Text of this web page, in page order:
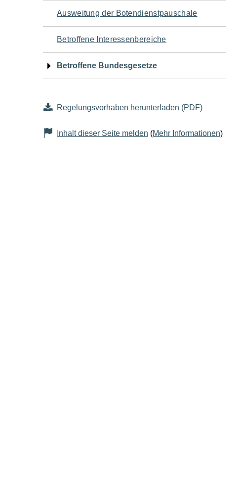
Navigation
für
den
Seiteninhalt
Ausweitung der Botendienstpauschale
Betroffene Interessenbereiche
Betroffene Bundesgesetze
Regelungsvorhaben herunterladen (PDF)
Inhalt dieser Seite melden (Mehr Informationen)